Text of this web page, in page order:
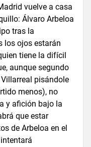
vuelve a casa
Álvaro Arbeloa
tras la
los ojos estarán
tiene la difícil
aunque segundo
pisándole
menos), no
y afición bajo la
que estar
de Arbeloa en el